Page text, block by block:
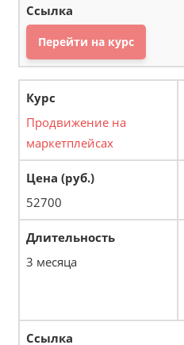
Перейти на курс
Продвижение на
маркетплейсах
52700
3 месяца